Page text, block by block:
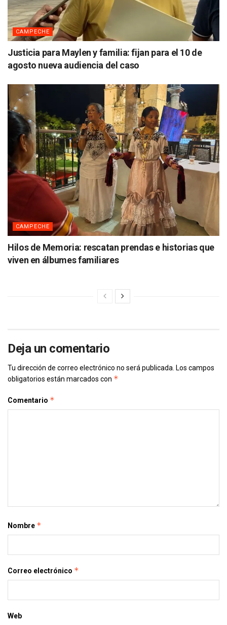
CAMPECHE
Justicia para Maylen y familia: fijan para el 10 de
agosto nueva audiencia del caso
CAMPECHE
Hilos de Memoria: rescatan prendas e historias que
viven en álbumes familiares
Deja un comentario
Tu dirección de correo electrónico no será publicada. Los campos
obligatorios están marcados con *
Comentario *
Nombre *
Correo electrónico *
Web